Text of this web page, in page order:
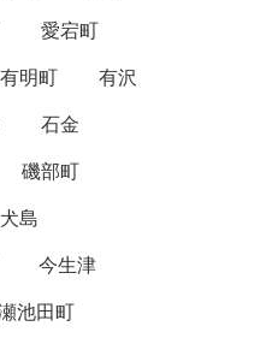
愛宕町
有明町
有沢
石金
磯部町
犬島
今生津
池田町